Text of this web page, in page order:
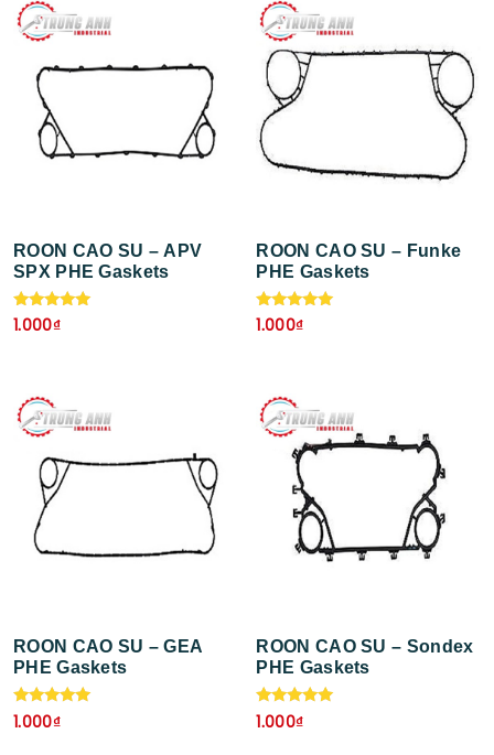
ROON CAO SU – APV
SPX PHE Gaskets
Được xếp
hạng
1.000₫
ROON CAO SU – Funke
PHE Gaskets
Được xếp
hạng
1.000₫
ROON CAO SU – GEA
PHE Gaskets
Được xếp
hạng
1.000₫
ROON CAO SU – Sondex
PHE Gaskets
Được xếp
hạng
1.000₫